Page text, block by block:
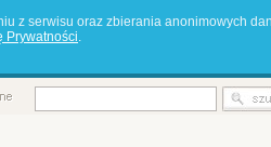
z serwisu oraz zbierania anonimowych
Prywatności.